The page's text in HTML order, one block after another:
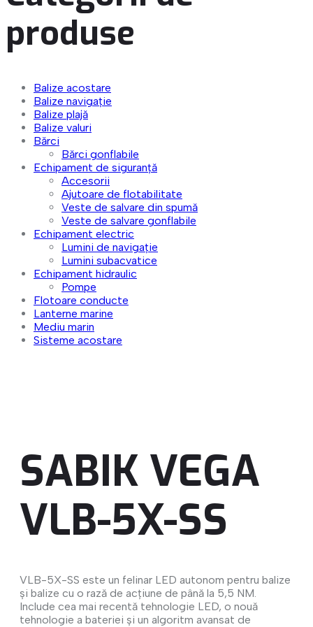
produse
Balize acostare
Balize navigație
Balize plajă
Balize valuri
Bărci
Bărci gonflabile
Echipament de siguranță
Accesorii
Ajutoare de flotabilitate
Veste de salvare din spumă
Veste de salvare gonflabile
Echipament electric
Lumini de navigație
Lumini subacvatice
Echipament hidraulic
Pompe
Flotoare conducte
Lanterne marine
Mediu marin
Sisteme acostare
SABIK VEGA
VLB-5X-SS
VLB-5X-SS este un felinar LED autonom pentru balize
și balize cu o rază de acțiune de până la 5,5 NM.
Include cea mai recentă tehnologie LED, o nouă
tehnologie a bateriei și un algoritm avansat de